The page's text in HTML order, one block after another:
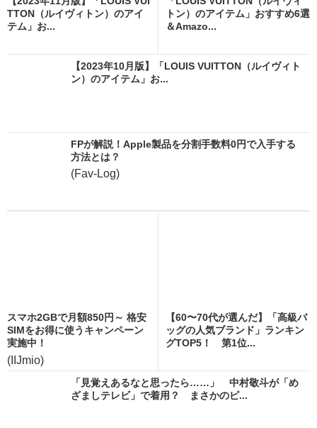
TTON（ルイヴィトン）のアイ
テム」お...
トン）のアイテム」おすすめ6選
＆Amazo...
【2023年10月版】「LOUIS VUITTON（ルイヴィト
ン）のアイテム」お...
FPが解説！Apple製品を分割手数料0円で入手する
方法とは？
(Fav-Log)
スマホ2GBで月額850円～ 格安
SIMをお得に使うキャンペーン
実施中！
(IIJmio)
【60〜70代が選んだ】「高級バ
ッグの人気ブランド」ランキン
グTOP5！ 第1位...
「見覚えあるなと思ったら……」 中村敬斗が「め
ざましテレビ」で着用？ まさかのピ...